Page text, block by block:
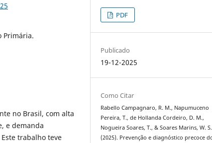
Primária.
no Brasil, com alta
e demanda
trabalho teve
PDF
Publicado
19-12-2025
Como Citar
Rabello Campagnaro, R. M., Napumuceno
Pereira, T., de Hollanda Cordeiro, D. M.,
Nogueira Soares, T., & Soares Marins, W. S.
(2025). Prevenção e diagnóstico precoce